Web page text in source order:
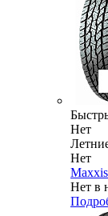
Нет
Нет
Нет в